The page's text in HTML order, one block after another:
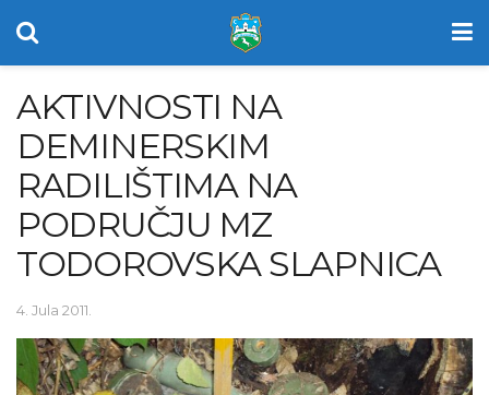
AKTIVNOSTI NA
DEMINERSKIM
RADILIŠTIMA NA
PODRUČJU MZ
TODOROVSKA SLAPNICA
4. Jula 2011.